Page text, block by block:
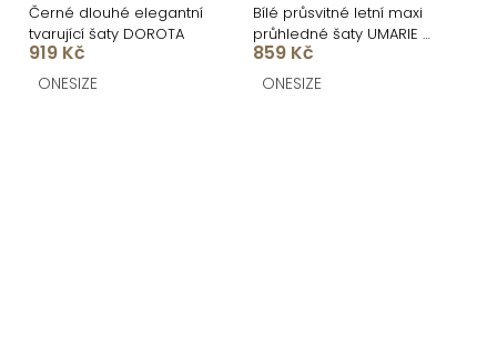
Černé dlouhé elegantní
tvarující šaty DOROTA
919 Kč
ONESIZE
Bílé průsvitné letní maxi
průhledné šaty UMARIE s
dlouhým rukávem
859 Kč
ONESIZE